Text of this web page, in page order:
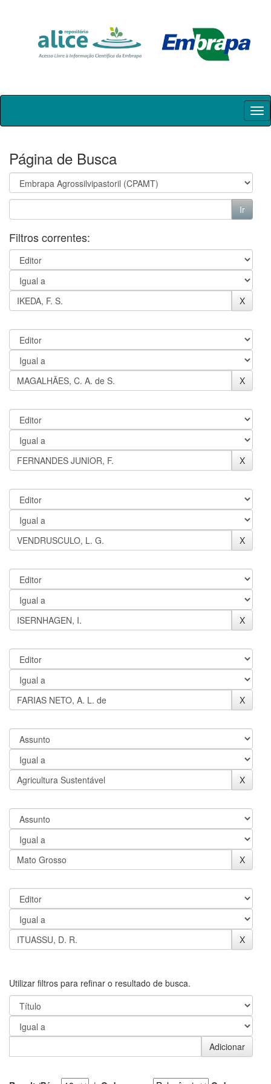
Skip
Página de Busca
Filtros correntes:
Utilizar filtros para refinar o resultado de busca.